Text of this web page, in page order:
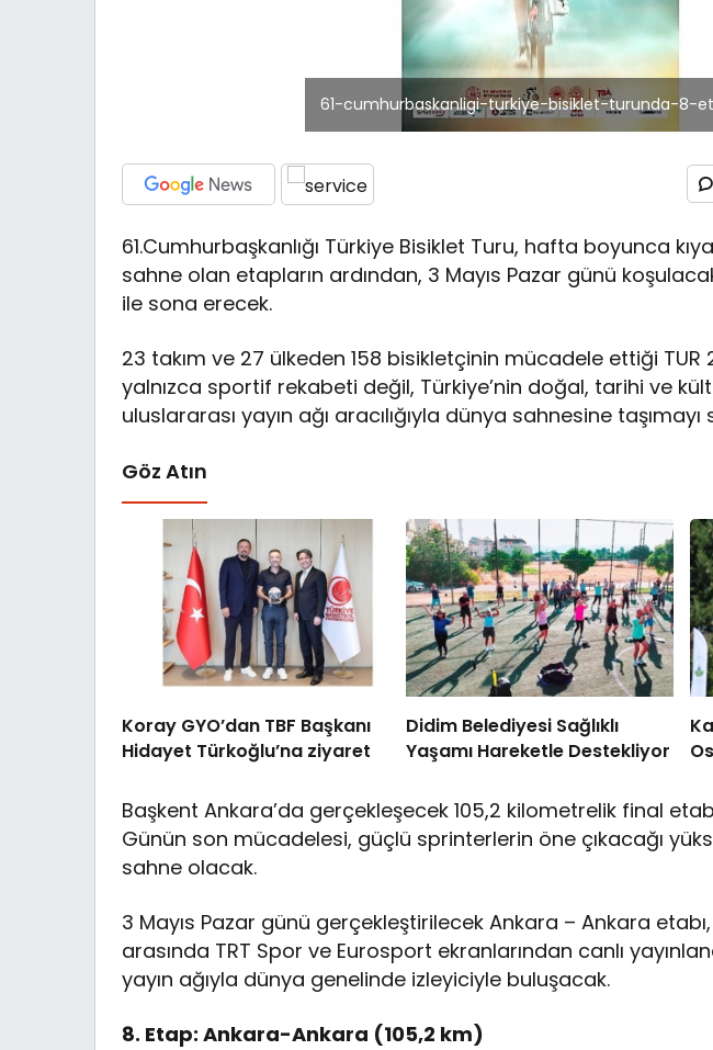
61-cumhurbaskanligi-turkiye-bisiklet-turunda-8-
61.Cumhurbaşkanlığı Türkiye Bisiklet Turu, hafta boyunca
sahne olan etapların ardından, 3 Mayıs Pazar günü
ile sona erecek.
23 takım ve 27 ülkeden 158 bisikletçinin mücadele ettiği
yalnızca sportif rekabeti değil, Türkiye’nin doğal, tarihi ve
uluslararası yayın ağı aracılığıyla dünya sahnesine
Göz Atın
Koray GYO’dan TBF Başkanı
Hidayet Türkoğlu’na ziyaret
Didim Belediyesi Sağlıklı
Yaşamı Hareketle Destekliyor
Başkent Ankara’da gerçekleşecek 105,2 kilometrelik final
Günün son mücadelesi, güçlü sprinterlerin öne çıkacağı
sahne olacak.
3 Mayıs Pazar günü gerçekleştirilecek Ankara – Ankara etabı,
arasında TRT Spor ve Eurosport ekranlarından canlı
yayın ağıyla dünya genelinde izleyiciyle buluşacak.
8. Etap: Ankara-Ankara (105,2 km)